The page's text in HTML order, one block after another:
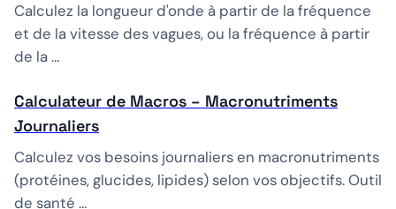
Calculez la longueur d'onde à partir de la fréquence
et de la vitesse des vagues, ou la fréquence à partir
de la …
Calculateur de Macros – Macronutriments
Journaliers
Calculez vos besoins journaliers en macronutriments
(protéines, glucides, lipides) selon vos objectifs. Outil
de santé …